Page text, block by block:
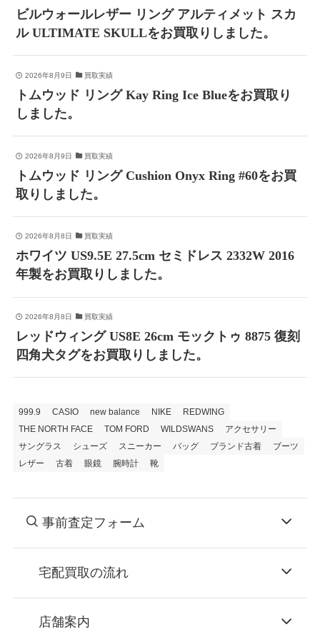
ビルウォールレザー リング アルティメット スカ
ル ULTIMATE SKULLをお買取りしました。
2026年8月9日 買取実績
トムウッド リング Kay Ring Ice Blueをお買取り
しました。
2026年8月9日 買取実績
トムウッド リング Cushion Onyx Ring #60をお買
取りしました。
2026年8月8日 買取実績
ホワイツ US9.5E 27.5cm セミドレス 2332W 2016
年製をお買取りしました。
2026年8月8日 買取実績
レッドウィング US8E 26cm モックトゥ 8875 復刻
四角犬タグをお買取りしました。
999.9 CASIO new balance NIKE
REDWING
THE NORTH FACE
TOM FORD WILDSWANS
アクセサリー
サングラス
シューズ スニーカー バッグ ブランド古着
ブーツ
レザー
古着 眼鏡 腕時計 靴
事前査定フォーム
宅配買取の流れ
お申込み
店舗案内